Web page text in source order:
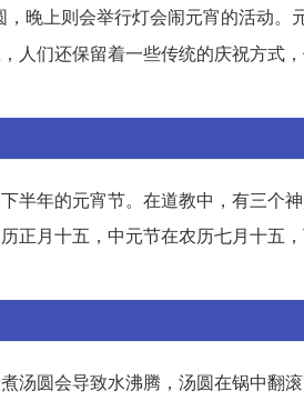
晚上则会举行灯会闹元宵的活动。
人们还保留着一些传统的庆祝方式
年的元宵节。在道教中，有三个神
正月十五，中元节在农历七月十五
汤圆会导致水沸腾，汤圆在锅中翻